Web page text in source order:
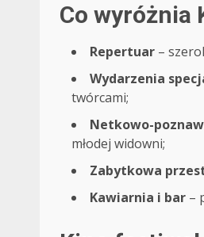
Co wyróżnia
Repertuar –
Wydarzenia
twórcami;
Netkowo-
młodej widowni;
Zabytkowa
Kawiarnia i bar –